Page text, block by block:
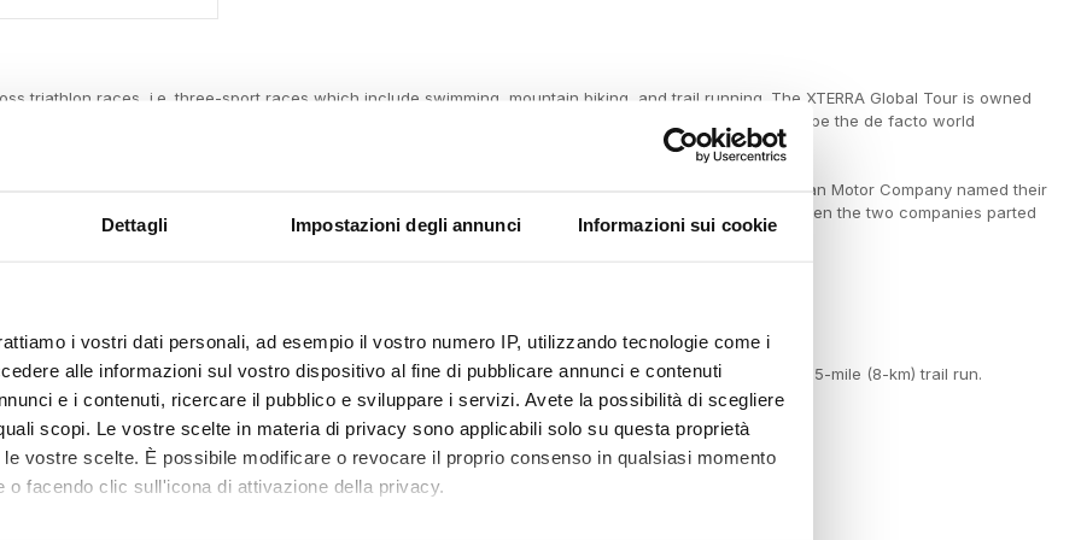
Dettagli Impostazioni degli annunci Informazioni sui cookie
i vostri dati personali, ad esempio il vostro numero IP, utilizzando tecnologie come i
alle informazioni sul vostro dispositivo al fine di pubblicare annunci e contenuti
e i contenuti, ricercare il pubblico e sviluppare i servizi. Avete la possibilità di scegliere
scopi. Le vostre scelte in materia di privacy sono applicabili solo su questa proprietà
vostre scelte. È possibile modificare o revocare il proprio consenso in qualsiasi momento
o facendo clic sull'icona di attivazione della privacy.
triathlon races, i.e. three-sport races which include swimming, mountain biking, and trail running. The XTERRA Global Tour is owned
The XTERRA race series is the best-known series of cross triathlons, and is considered by most to be the de facto world
island of Maui as the Aquaterra, and was later renamed the XTERRA. The Japanese automaker Nissan Motor Company named their
(the Nissan Xterra) in 1999 after the race and was the race series' primary sponsor from 1998 to 2006, when the two companies parted
can vary widely depending on the terrain available. The target distances are as follows:
biking, 5 km trail Run
distances are often used as miles yielding a 1/2 mile (805 m) swim, 15 mile (24 km) mountain bike, and a 5-mile (8-km) trail run.
Xterra Triathlon